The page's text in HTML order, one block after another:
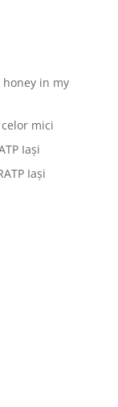
honey in my
mici
Iași
Iași